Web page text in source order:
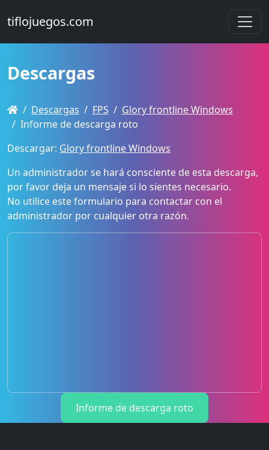
tiflojuegos.com
Descargas
Descargas FPS
Glory frontline Windows
Informe de descarga roto
Descargar: Glory frontline Windows
Un administrador se hará consciente de esta descarga,
por favor deja un mensaje si lo sientes necesario.
No utilice este formulario para contactar con el
administrador por cualquier otra razón.
Informe de descarga roto